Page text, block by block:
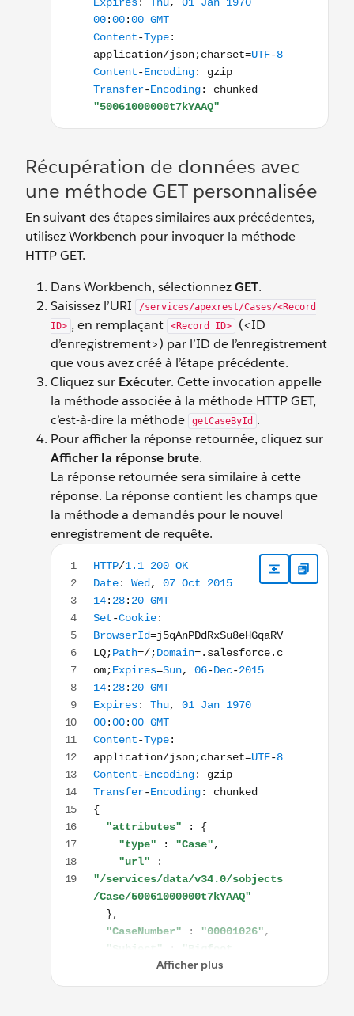
Récupération de données avec
une méthode GET personnalisée
En suivant des étapes similaires aux précédentes,
utilisez Workbench pour invoquer la méthode
HTTP GET.
Dans Workbench, sélectionnezGET.
Saisissez l’URI
/services/apexrest/Cases/<Record
ID> , en remplaçant <Record ID>
(<ID
d’enregistrement>) par l’ID de l’enregistrement
que vous avez créé à l’étape précédente.
Cliquez sur Exécuter. Cette invocation appelle
la méthode associée à la méthode HTTP GET,
c’est-à-dire la méthode
getCaseById .
Pour afficher la réponse retournée, cliquez sur
Afficher la réponse brute.
La réponse retournée sera similaire à cette
réponse. La réponse contient les champs que
la méthode a demandés pour le nouvel
enregistrement de requête.
HTTP/1.1 200 OK Date: Wed, 07 Oct 2015